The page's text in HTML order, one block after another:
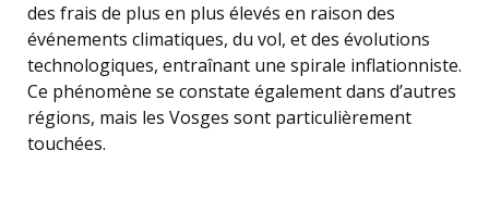
des frais de plus en plus élevés en raison des
événements climatiques, du vol, et des évolutions
technologiques, entraînant une spirale inflationniste.
Ce phénomène se constate également dans d’autres
régions, mais les Vosges sont particulièrement
touchées.